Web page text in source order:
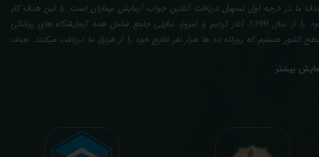
ما در درجه اول تسهیل دریافت آنلاین جواب آزمایش بیماران است. با این هدف کار
خود را از سال 1399 آغاز کردیم و امروز، سایتی جامع شامل همه آزمایشگاه های پزشکی
کشور هستیم که روزانه ده ها هزار نفر نتایج خود را از طریق ما دریافت میکنند. هدف
با تایید و مهر پزشک متخصص) میباشد. رسالت ما در تفسیر، استخراج حداکثر
بیمه ها، افزایش تمایل افراد به انجام آزمایش (با دریافت اطلاعاتی دقیقتر، کاربردی، قابل
و شخصی سازی شده) میگردد. تا درنهایت به جامعه ای سالم تر برای تبدیل شدن به
بیشتر